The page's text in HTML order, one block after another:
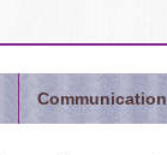
Communication